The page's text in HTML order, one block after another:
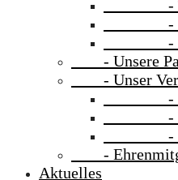
-
-
-
- Unsere
- Unser
-
-
-
-
Aktuelles